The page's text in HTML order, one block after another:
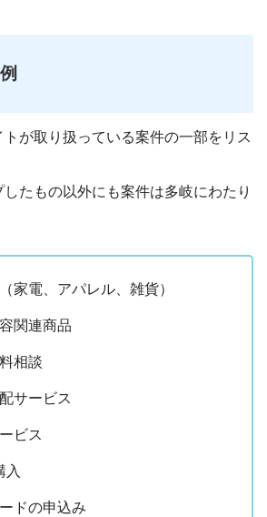
トが取り扱っている案件の一部をリス
たもの以外にも案件は多岐にわたり
家電、アパレル、雑貨）
関連商品
相談
サービス
ビス
入
ドの申込み